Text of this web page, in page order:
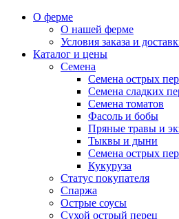
О ферме
О нашей ферме
Условия заказа и
Каталог и цены
Семена
Семена острых
Семена сладких
Семена томатов
Фасоль и бобы
Пряные травы и
Тыквы и дыни
Семена острых
Кукуруза
Статус покупателя
Спаржа
Острые соусы
Сухой острый перец